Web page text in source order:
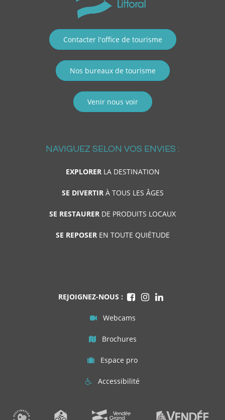
Contacter l'office de tourisme
Nos bureaux de tourisme
Venir nous voir
NAVIGUEZ SELON VOS ENVIES :
EXPLORERLA DESTINATION
SE DIVERTIRÀ TOUS LES ÂGES
SE RESTAURER DE PRODUITS LOCAUX
SE REPOSEREN TOUTE QUIÉTUDE
REJOIGNEZ-NOUS :
Webcams
Brochures
Espace pro
Accessibilité